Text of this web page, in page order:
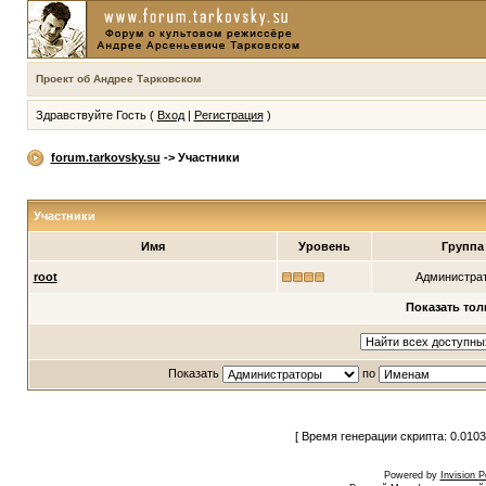
Проект об Андрее Тарковском
Здравствуйте Гость ( Вход| Регистрация)
forum.tarkovsky.su -> Участники
Участники
Имя Уровень Группа
root
Показать
Показать по
[ Время генерации скрипта:
Powered by Invision